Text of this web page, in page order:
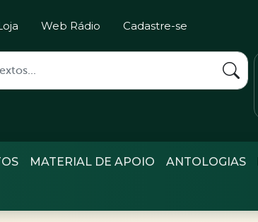
Web Rádio Cadastre-se
MATERIAL DE APOIO ANTOLOGIAS